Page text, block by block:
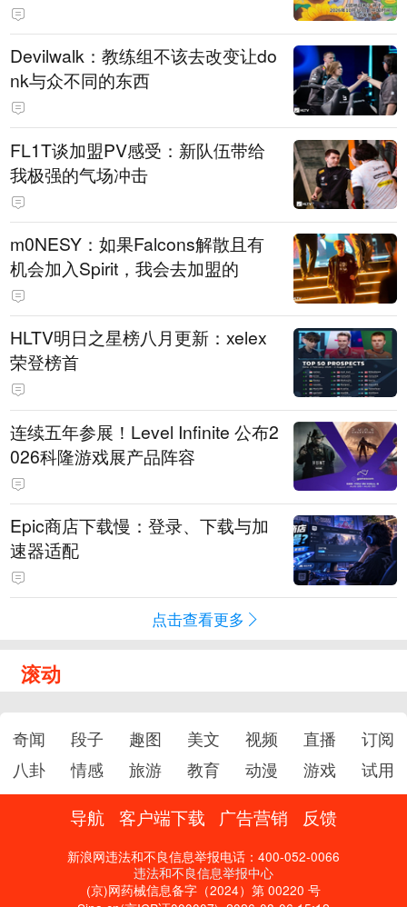
日发售
Devilwalk：教练组不该去改变让do
nk与众不同的东西
FL1T谈加盟PV感受：新队伍带给
我极强的气场冲击
m0NESY：如果Falcons解散且有
机会加入Spirit，我会去加盟的
HLTV明日之星榜八月更新：xelex
荣登榜首
连续五年参展！Level Infinite 公布2
026科隆游戏展产品阵容
Epic商店下载慢：登录、下载与加
速器适配
点击查看更多
滚动
奇闻 段子 趣图 美文 视频 直播
订阅
八卦
情感 旅游 教育 动漫 游戏 试用
导航 客户端下载 广告营销 反馈
新浪网违法和不良信息举报电话：400-052-0066
违法和不良信息举报中心
(京)网药械信息备字（2024）第 00220 号